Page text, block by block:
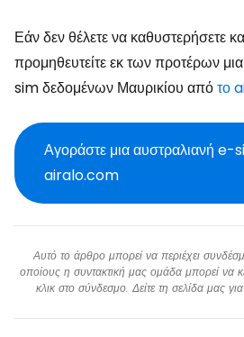
Εάν δεν θέλετε να καθυστερήσετε
προμηθευτείτε εκ των προτέρων
sim δεδομένων Μαυρικίου απότο
Αγοράστε μια αυστραλιανή e-
airalo.com
Αυτό το άρθρο μπορεί να περιέχει
οποίους η συντακτική μας ομάδα μπορεί να
κλικ στο σύνδεσμο. Δείτε τη σελίδα μας